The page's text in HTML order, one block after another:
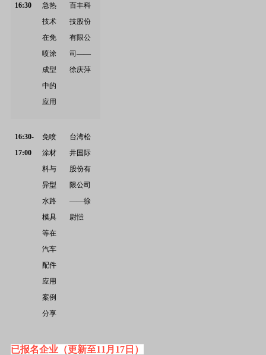
16:30
急热
技术
在免
喷涂
成型
中的
应用
百丰科
技股份
有限公
司——
徐庆萍
16:30-
17:00
免喷
涂材
料与
异型
水路
模具
等在
汽车
配件
应用
案例
分享
台湾松
井国际
股份有
限公司
——徐
尉愷
已报名企业（更新至11月17日）